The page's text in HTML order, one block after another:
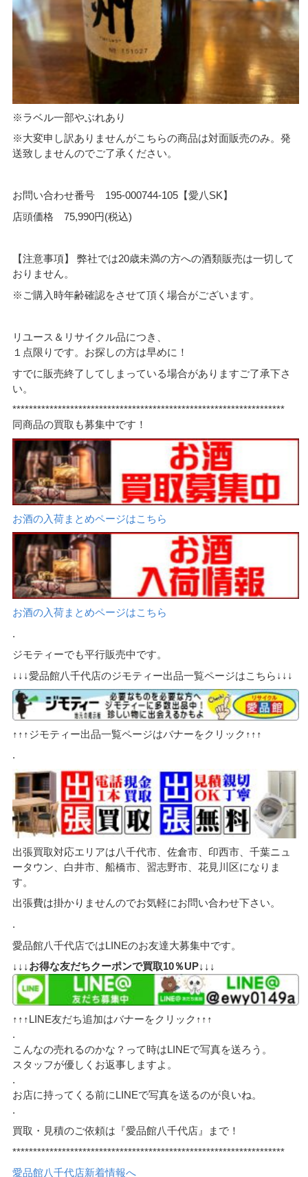
※ラベル一部やぶれあり
※大変申し訳ありませんがこちらの商品は対面販売のみ。発
送致しませんのでご了承ください。
お問い合わせ番号 195-000744-105【愛八SK】
店頭価格 75,990円(税込)
【注意事項】 弊社では20歳未満の方への酒類販売は一切して
おりません。
※ご購入時年齢確認をさせて頂く場合がございます。
リユース＆リサイクル品につき、
１点限りです。お探しの方は早めに！
すでに販売終了してしまっている場合がありますご了承下さ
い。
******************************************************************
同商品の買取も募集中です！
お酒の入荷まとめページはこちら
お酒の入荷まとめページはこちら
.
ジモティーでも平行販売中です。
↓↓↓愛品館八千代店のジモティー出品一覧ページはこちら↓↓↓
↑↑↑ジモティー出品一覧ページはバナーをクリック↑↑↑
.
出張買取対応エリアは八千代市、佐倉市、印西市、千葉ニュ
ータウン、白井市、船橋市、習志野市、花見川区になりま
す。
出張費は掛かりませんのでお気軽にお問い合わせ下さい。
.
愛品館八千代店ではLINEのお友達大募集中です。
↓↓↓お得な友だちクーポンで買取10％UP↓↓↓
↑↑↑LINE友だち追加はバナーをクリック↑↑↑
.
こんなの売れるのかな？って時はLINEで写真を送ろう。
スタッフが優しくお返事しますよ。
.
お店に持ってくる前にLINEで写真を送るのが良いね。
.
買取・見積のご依頼は『愛品館八千代店』まで！
******************************************************************
愛品館八千代店新着情報へ